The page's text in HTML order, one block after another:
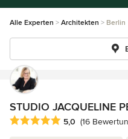
Alle Experten Architekten Berlin
STUDIO JACQUELINE
Durchschnittliche
5,0 (16